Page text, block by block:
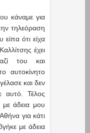
κάναμε για
τηλεόραση
ότι είχα
έχει
του και
αυτοκίνητο
και δεν
αυτό. Τέλος
με άδεια μου
για κάτι
με άδεια